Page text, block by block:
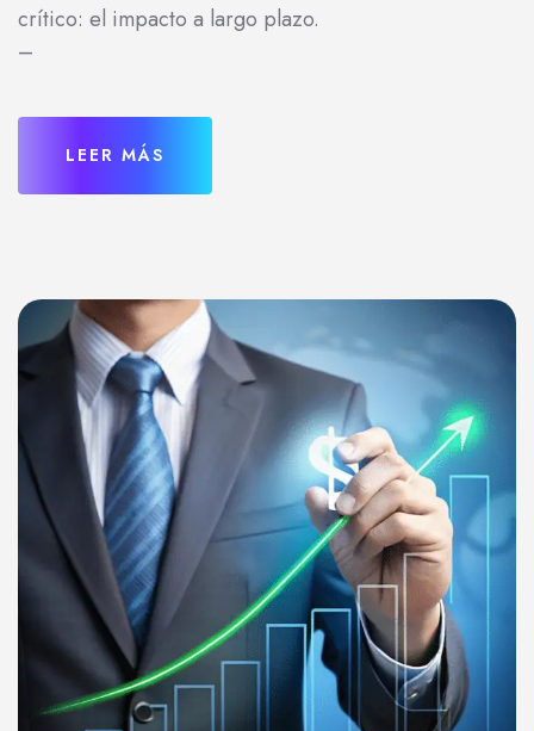
crítico: el impacto a largo plazo.
–
LEER MÁS